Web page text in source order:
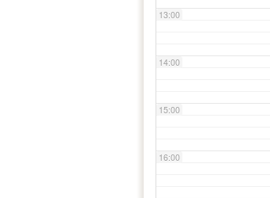
13:00
14:00
15:00
16:00